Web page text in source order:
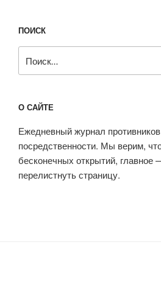
ПОИСК
О САЙТЕ
Ежедневный журнал противников
посредственности. Мы верим,
бесконечных открытий, главное
перелистнуть страницу.